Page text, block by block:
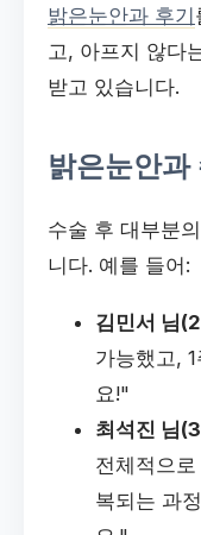
밝은눈안과 후기
고, 아프지 않다
받고 있습니다.
밝은눈안과
수술 후 대부분
니다. 예를 들어:
김민서 님
가능했고,
요!"
최석진 님
전체적으
복되는 과